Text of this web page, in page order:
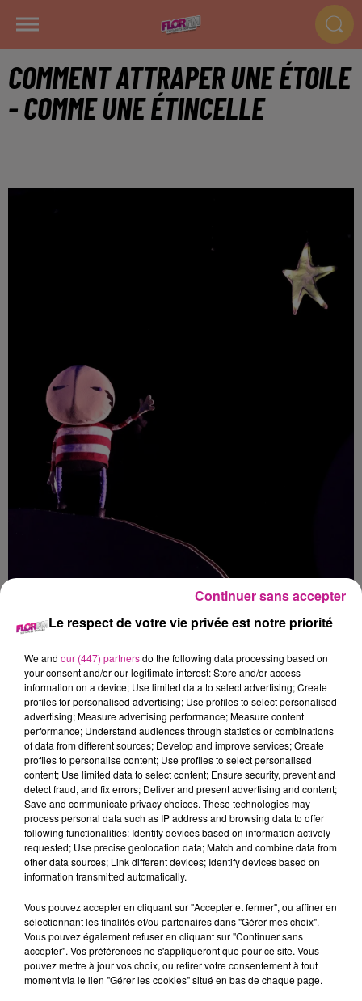
COMMENT ATTRAPER UNE ÉTOILE
- COMME UNE ÉTINCELLE
La poésie à l’état pur
Plongez dans l’univers d’un petit
garçon qui poursuit une quête
extraordinaire : se lier d’amitié avec
une étoile. Il déploie des trésors
d’imagination et de courage pour
réaliser son rêve, mais rien n’y fait : elle
reste inaccessible ! Mêlant théâtre,
marionnette et cinéma d’animation,
librement inspiré de l’œuvre d’Oliver
Jeffers, ce poème visuel à la chute
savoureuse ne manque pas de rappeler
aux petits comme aux grands qu’il est
possible de réaliser ses rêves si l’on
apprend à les regarder sous un angle
différent.
Le respect de votre vie privée est notre priorité
We and our (447) partnersdo the following data processing based on
your consent and/or our legitimate interest: Store and/or access
information on a device; Use limited data to select advertising; Create
profiles for personalised advertising; Use profiles to select personalised
advertising; Measure advertising performance; Measure content
performance; Understand audiences through statistics or combinations
of data from different sources; Develop and improve services; Create
profiles to personalise content; Use profiles to select personalised
content; Use limited data to select content; Ensure security, prevent and
detect fraud, and fix errors; Deliver and present advertising and content;
Save and communicate privacy choices. These technologies may
process personal data such as IP address and browsing data to offer
following functionalities: Identify devices based on information actively
requested; Use precise geolocation data; Match and combine data from
other data sources; Link different devices; Identify devices based on
information transmitted automatically.
Vous pouvez accepter en cliquant sur "Accepter et fermer", ou affiner en
sélectionnant les finalités et/ou partenaires dans "Gérer mes choix".
Vous pouvez également refuser en cliquant sur "Continuer sans
accepter". Vos préférences ne s'appliqueront que pour ce site. Vous
pouvez mettre à jour vos choix, ou retirer votre consentement à tout
moment via le lien "Gérer les cookies" situé en bas de chaque page.
Continuer sans accepter